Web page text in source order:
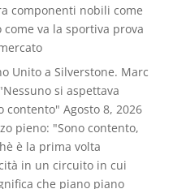
componenti nobili come
va la sportiva prova
Unito a Silverstone. Marc
si aspettava
contento" Agosto 8, 2026
pieno: "Sono contento,
è la prima volta
in un circuito in cui
che piano piano